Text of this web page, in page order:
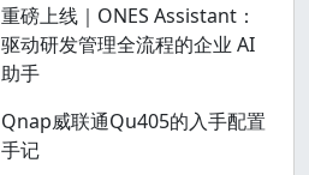
重磅上线｜ONES Assistant：
驱动研发管理全流程的企业 AI
助手
Qnap威联通Qu405的入手配置
手记